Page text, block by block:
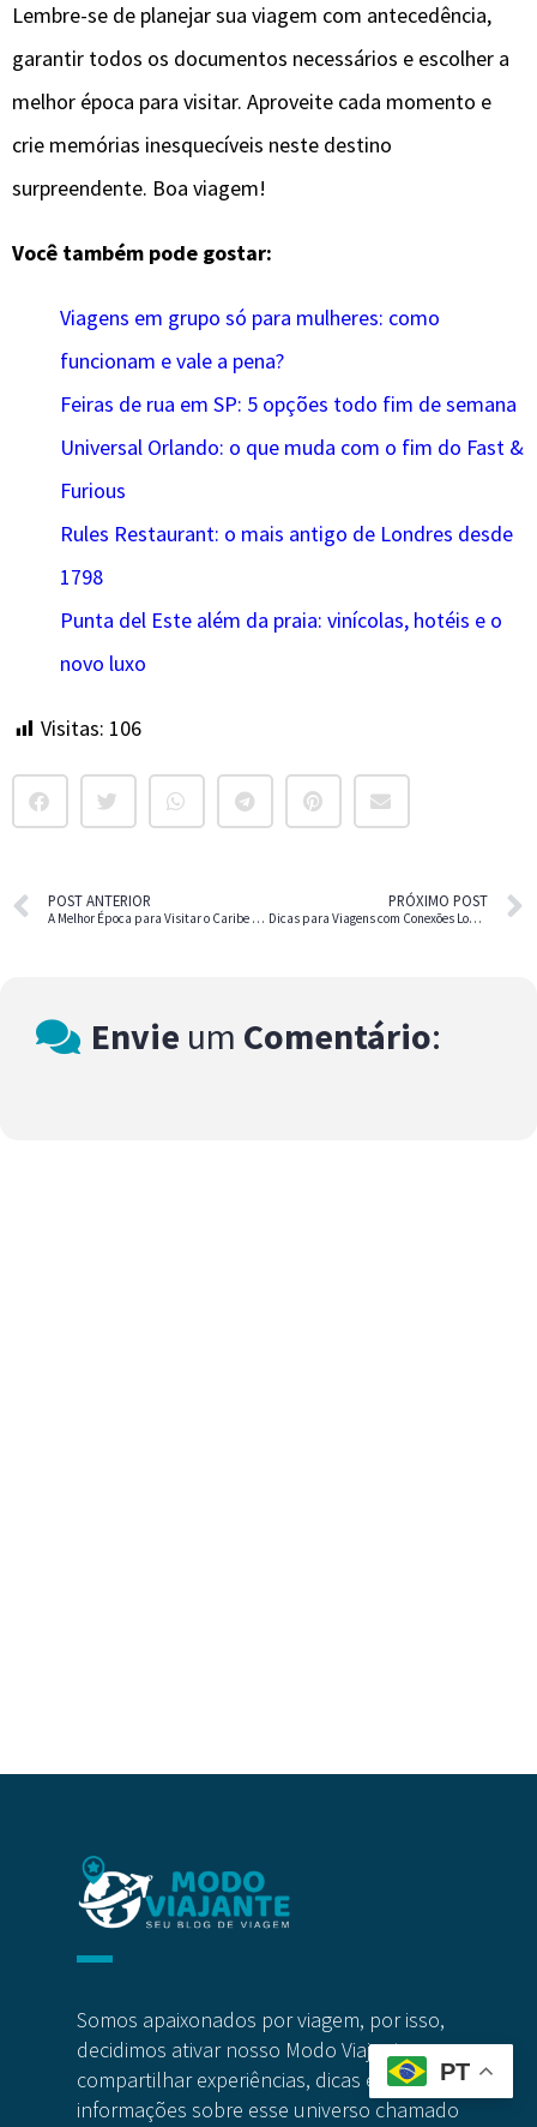
Lembre-se de planejar sua viagem com antecedência,
garantir todos os documentos necessários e escolher a
melhor época para visitar. Aproveite cada momento e
crie memórias inesquecíveis neste destino
surpreendente. Boa viagem!
Você também pode gostar:
Viagens em grupo só para mulheres: como
funcionam e vale a pena?
Feiras de rua em SP: 5 opções todo fim de semana
Universal Orlando: o que muda com o fim do Fast &
Furious
Rules Restaurant: o mais antigo de Londres desde
1798
Punta del Este além da praia: vinícolas, hotéis e o
novo luxo
Visitas: 106
POST ANTERIOR
A Melhor Época para Visitar o Caribe – Guia Completo
PRÓXIMO POST
Dicas para Viagens com Conexões Longas
Envie um Comentário:
Somos apaixonados por viagem, por isso,
decidimos ativar nosso Modo Viajante e
compartilhar experiências, dicas e
informações sobre esse universo chamado
PT